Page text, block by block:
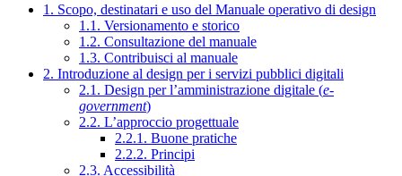
1. Scopo, destinatari e uso del Manuale operativo di design
1.1. Versionamento e storico
1.2. Consultazione del manuale
1.3. Contribuisci al manuale
2. Introduzione al design per i servizi pubblici digitali
2.1. Design per l’amministrazione digitale (e-
government)
2.2. L’approccio progettuale
2.2.1. Buone pratiche
2.2.2. Principi
2.3. Accessibilità